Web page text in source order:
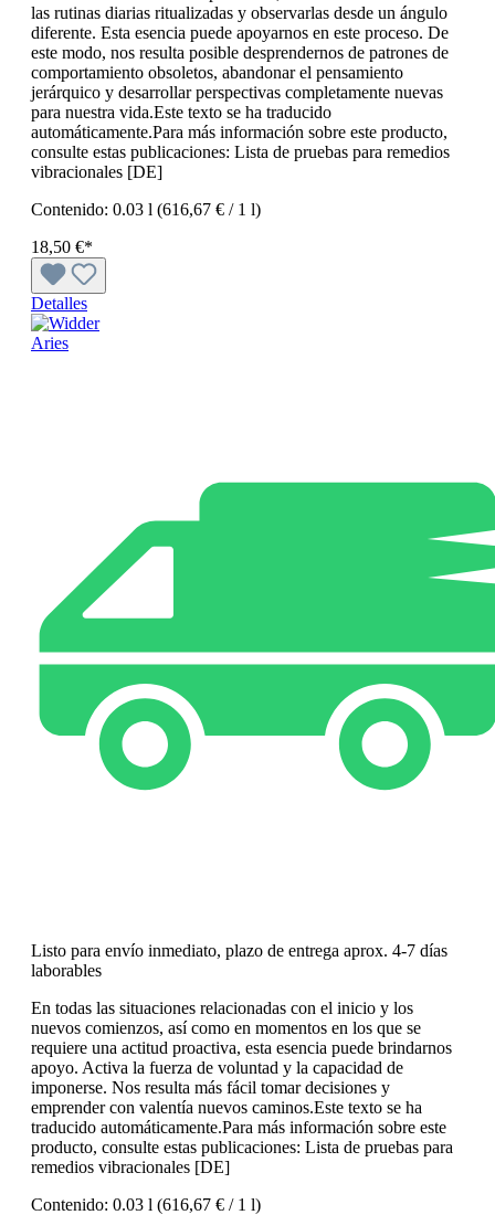
las rutinas diarias ritualizadas y observarlas desde un ángulo
diferente. Esta esencia puede apoyarnos en este proceso. De
este modo, nos resulta posible desprendernos de patrones de
comportamiento obsoletos, abandonar el pensamiento
jerárquico y desarrollar perspectivas completamente nuevas
para nuestra vida.Este texto se ha traducido
automáticamente.Para más información sobre este producto,
consulte estas publicaciones: Lista de pruebas para remedios
vibracionales [DE]
Contenido: 0.03 l (616,67 € / 1 l)
18,50 €*
Detalles
Aries
Listo para envío inmediato, plazo de entrega aprox. 4-7 días
laborables
En todas las situaciones relacionadas con el inicio y los
nuevos comienzos, así como en momentos en los que se
requiere una actitud proactiva, esta esencia puede brindarnos
apoyo. Activa la fuerza de voluntad y la capacidad de
imponerse. Nos resulta más fácil tomar decisiones y
emprender con valentía nuevos caminos.Este texto se ha
traducido automáticamente.Para más información sobre este
producto, consulte estas publicaciones: Lista de pruebas para
remedios vibracionales [DE]
Contenido: 0.03 l (616,67 € / 1 l)